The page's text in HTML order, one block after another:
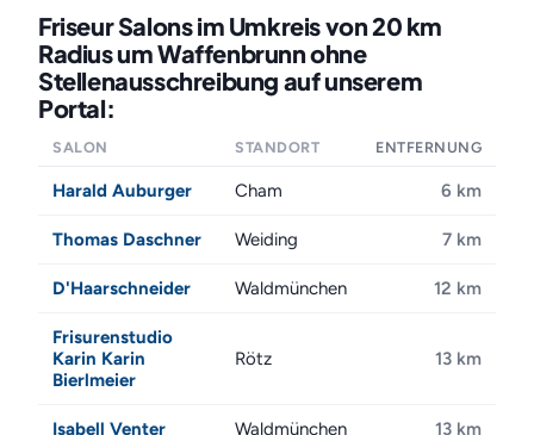
Friseur Salons im Umkreis von 20 km
Radius um Waffenbrunn ohne
Stellenausschreibung auf unserem
Portal:
SALON STANDORT ENTFERNUNG
Harald Auburger Cham 6 km
Thomas Daschner Weiding 7 km
D'Haarschneider Waldmünchen 12 km
Frisurenstudio
Karin Karin
Bierlmeier
Rötz 13 km
Isabell Venter Waldmünchen 13 km